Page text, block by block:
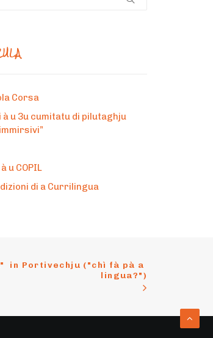
Corsa
u 3u cumitatu di pilutaghju
u COPIL
di a Currilingua
in Portivechju ("chì fà pà a
lingua?")